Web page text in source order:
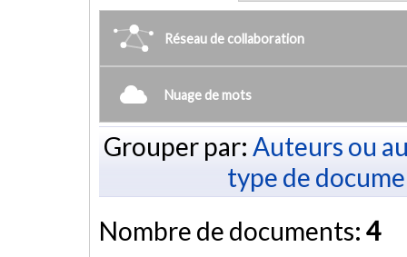
Réseau de collaboration
Nuage de mots
Grouper par: Auteurs ou
type de
Nombre de documents: 4